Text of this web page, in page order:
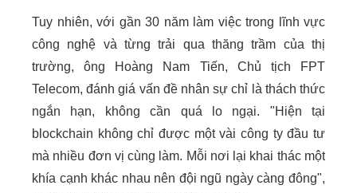
Tuy nhiên, với gần 30 năm làm việc trong lĩnh vực
công nghệ và từng trải qua thăng trầm của thị
trường, ông Hoàng Nam Tiến, Chủ tịch
FPT
Telecom, đánh giá vấn đề nhân sự chỉ là thách thức
ngắn hạn, không cần quá lo ngại. "Hiện tại
blockchain không chỉ được một vài công ty đầu tư
mà nhiều đơn vị cùng làm. Mỗi nơi lại khai thác một
khía cạnh khác nhau nên đội ngũ ngày càng đông",